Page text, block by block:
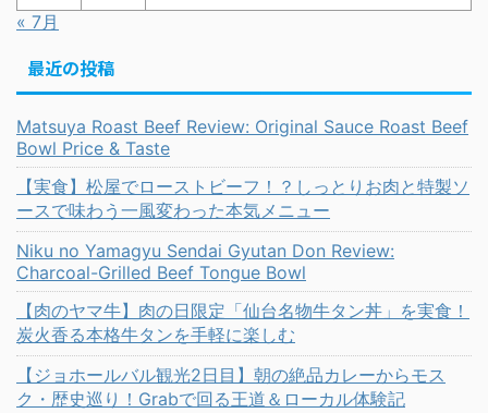
« 7月
最近の投稿
Matsuya Roast Beef Review: Original Sauce Roast Beef
Bowl Price & Taste
【実食】松屋でローストビーフ！？しっとりお肉と特製ソ
ースで味わう一風変わった本気メニュー
Niku no Yamagyu Sendai Gyutan Don Review:
Charcoal-Grilled Beef Tongue Bowl
【肉のヤマ牛】肉の日限定「仙台名物牛タン丼」を実食！
炭火香る本格牛タンを手軽に楽しむ
【ジョホールバル観光2日目】朝の絶品カレーからモス
ク・歴史巡り！Grabで回る王道＆ローカル体験記